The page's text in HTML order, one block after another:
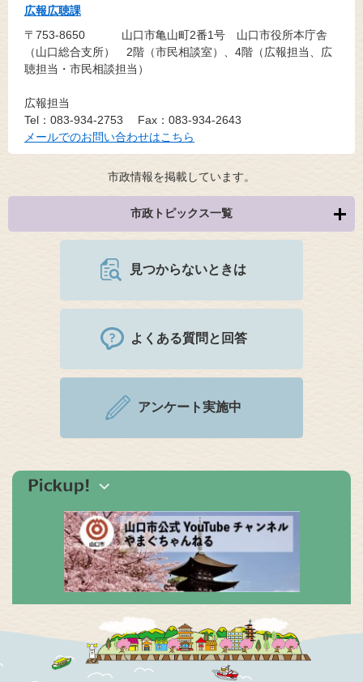
広報広聴課
〒753-8650
山口市亀山町2番1号 山口市役所本庁舎
（山口総合支所） 2階（市民相談室）、4階（広報担当、広
聴担当・市民相談担当）
広報担当
Tel：083-934-2753
Fax：083-934-2643
メールでのお問い合わせはこちら
市政情報を掲載しています。
市政トピックス一覧
見つからないときは
よくある質問と回答
アンケート実施中